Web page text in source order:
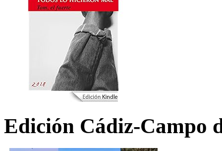
Edición Cádiz-Campo